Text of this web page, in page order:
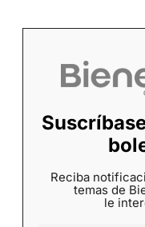
Reciba
temas de
le